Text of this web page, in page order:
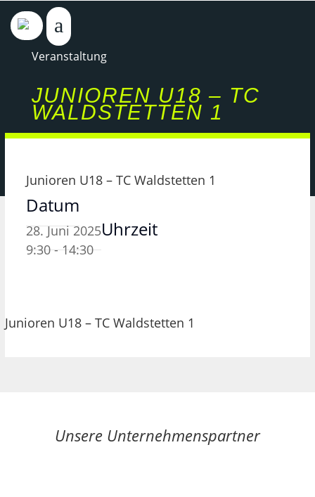
Veranstaltung
JUNIOREN U18 – TC
WALDSTETTEN 1
Junioren U18 – TC Waldstetten 1
Datum
28. Juni 2025Uhrzeit
9:30 - 14:30
Junioren U18 – TC Waldstetten 1
Unsere Unternehmenspartner